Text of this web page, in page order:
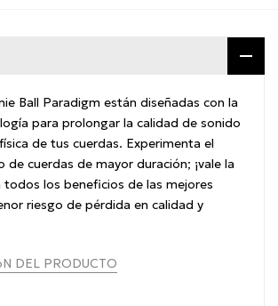
Ball Paradigm están diseñadas con la
para prolongar la calidad de sonido
de tus cuerdas. Experimenta el
de cuerdas de mayor duración; ¡vale la
los beneficios de las mejores
riesgo de pérdida en calidad y
DEL PRODUCTO